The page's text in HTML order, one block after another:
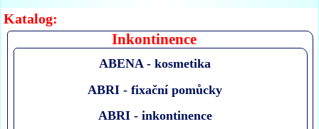
Katalog:
Inkontinence
ABENA - kosmetika
ABRI - fixační pomůcky
ABRI - inkontinence